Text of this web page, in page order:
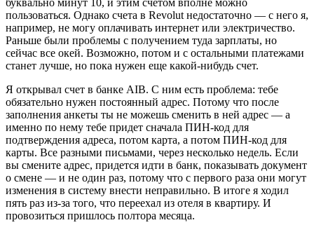
буквально минут 10, и этим счетом вполне можно
пользоваться. Однако счета в Revolut недостаточно — с него я,
например, не могу оплачивать интернет или электричество.
Раньше были проблемы с получением туда зарплаты, но
сейчас все окей. Возможно, потом и с остальными платежами
станет лучше, но пока нужен еще какой-нибудь счет.
Я открывал счет в банке AIB. С ним есть проблема: тебе
обязательно нужен постоянный адрес. Потому что после
заполнения анкеты ты не можешь сменить в ней адрес — а
именно по нему тебе придет сначала ПИН-код для
подтверждения адреса, потом карта, а потом ПИН-код для
карты. Все разными письмами, через несколько недель. Если
вы смените адрес, придется идти в банк, показывать документ
о смене — и не один раз, потому что с первого раза они могут
изменения в систему внести неправильно. В итоге я ходил
пять раз из-за того, что переехал из отеля в квартиру. И
провозиться пришлось полтора месяца.